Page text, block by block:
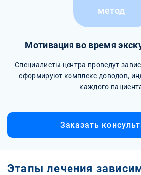
метод
Мотивация во время
Специалисты центра проведут
сформируют комплекс доводов,
каждого
Заказать
Этапы лечения